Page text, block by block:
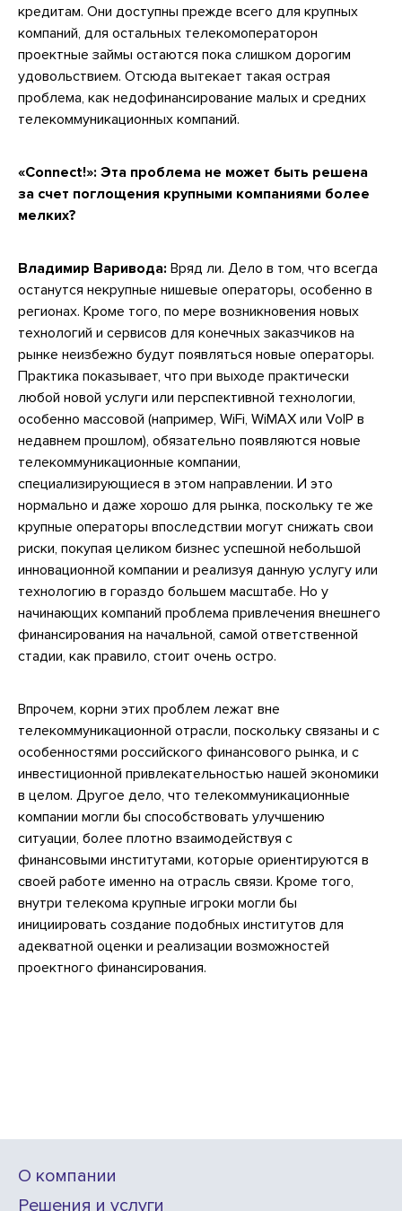
кредитам. Они доступны прежде всего для крупных
компаний, для остальных телекомоператорон
проектные займы остаются пока слишком дорогим
удовольствием. Отсюда вытекает такая острая
проблема, как недофинансирование малых и средних
телекоммуникационных компаний.
«Connect!»: Эта проблема не может быть решена
за счет поглощения крупными компаниями более
мелких?
Владимир Варивода: Вряд ли. Дело в том, что всегда
останутся некрупные нишевые операторы, особенно в
регионах. Кроме того, по мере возникновения новых
технологий и сервисов для конечных заказчиков на
рынке неизбежно будут появляться новые операторы.
Практика показывает, что при выходе практически
любой новой услуги или перспективной технологии,
особенно массовой (например, WiFi, WiMAX или VoIP в
недавнем прошлом), обязательно появляются новые
телекоммуникационные компании,
специализирующиеся в этом направлении. И это
нормально и даже хорошо для рынка, поскольку те же
крупные операторы впоследствии могут снижать свои
риски, покупая целиком бизнес успешной небольшой
инновационной компании и реализуя данную услугу или
технологию в гораздо большем масштабе. Но у
начинающих компаний проблема привлечения внешнего
финансирования на начальной, самой ответственной
стадии, как правило, стоит очень остро.
Впрочем, корни этих проблем лежат вне
телекоммуникационной отрасли, поскольку связаны и с
особенностями российского финансового рынка, и с
инвестиционной привлекательностью нашей экономики
в целом. Другое дело, что телекоммуникационные
компании могли бы способствовать улучшению
ситуации, более плотно взаимодействуя с
финансовыми институтами, которые ориентируются в
своей работе именно на отрасль связи. Кроме того,
внутри телекома крупные игроки могли бы
инициировать создание подобных институтов для
адекватной оценки и реализации возможностей
проектного финансирования.
О компании
Решения и услуги